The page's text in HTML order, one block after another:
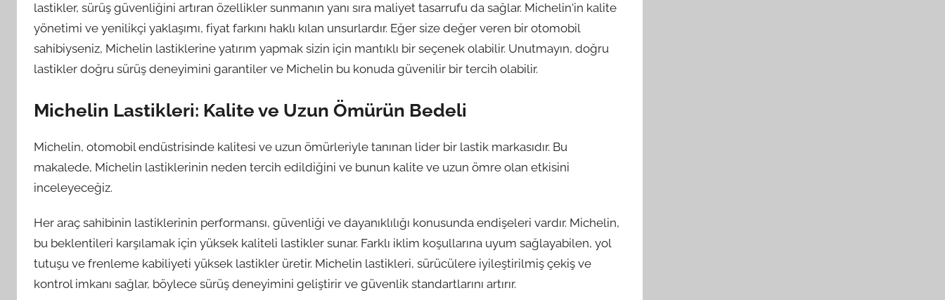
lastikler, sürüş güvenliğini artıran özellikler sunmanın yanı sıra maliyet tasarrufu da sağlar. Michelin'in kalite
yönetimi ve yenilikçi yaklaşımı, fiyat farkını haklı kılan unsurlardır. Eğer size değer veren bir otomobil
sahibiyseniz, Michelin lastiklerine yatırım yapmak sizin için mantıklı bir seçenek olabilir. Unutmayın, doğru
lastikler doğru sürüş deneyimini garantiler ve Michelin bu konuda güvenilir bir tercih olabilir.
Michelin Lastikleri: Kalite ve Uzun Ömürün Bedeli
Michelin, otomobil endüstrisinde kalitesi ve uzun ömürleriyle tanınan lider bir lastik markasıdır. Bu
makalede, Michelin lastiklerinin neden tercih edildiğini ve bunun kalite ve uzun ömre olan etkisini
inceleyeceğiz.
Her araç sahibinin lastiklerinin performansı, güvenliği ve dayanıklılığı konusunda endişeleri vardır. Michelin,
bu beklentileri karşılamak için yüksek kaliteli lastikler sunar. Farklı iklim koşullarına uyum sağlayabilen, yol
tutuşu ve frenleme kabiliyeti yüksek lastikler üretir. Michelin lastikleri, sürücülere iyileştirilmiş çekiş ve
kontrol imkanı sağlar, böylece sürüş deneyimini geliştirir ve güvenlik standartlarını artırır.